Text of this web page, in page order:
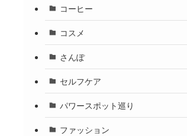
コーヒー
コスメ
さんぽ
セルフケア
パワースポット巡り
ファッション